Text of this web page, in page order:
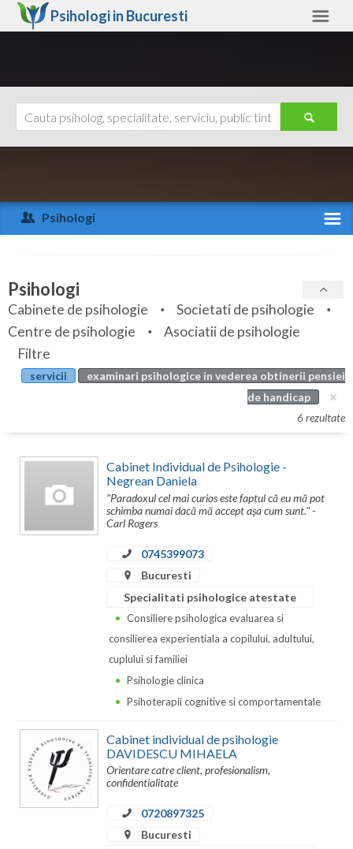
Psihologi in Bucuresti
Arad
Arges
Bihor
Bistrita-Nasaud
Botosani
Bucuresti
Buzau
Galati
Giurgiu
Gorj
Ajutor
Psihologi
Specialitati
Servicii
Articole
Evenimente
Psihologi
Cabinete de psihologie
Societati de psihologie
Centre de psihologie
Asociatii de psihologie
Filtre
servicii
examinari psihologice in vederea obtinerii pensiei
de handicap
6 rezultate
Cabinet Individual de Psihologie -
Negrean Daniela
"Paradoxul cel mai curios este faptul că eu mă pot
schimba numai dacă mă accept așa cum sunt." -
Carl Rogers
0745399073
Bucuresti
Specialitati psihologice atestate
Consiliere psihologica evaluarea si
consilierea experientiala a copilului, adultului,
cuplului si familiei
Psihologie clinica
Psihoterapii cognitive si comportamentale
Cabinet individual de psihologie
DAVIDESCU MIHAELA
Orientare catre client, profesionalism,
confidentialitate
0720897325
Bucuresti